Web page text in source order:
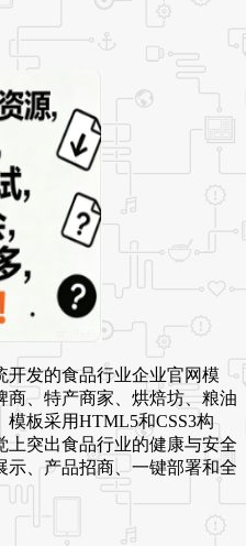
开发的食品行业企业官网模
、特产商家、烘焙坊、粮油
板采用HTML5和CSS3构
突出食品行业的健康与安全
、产品招商、一键部署和全